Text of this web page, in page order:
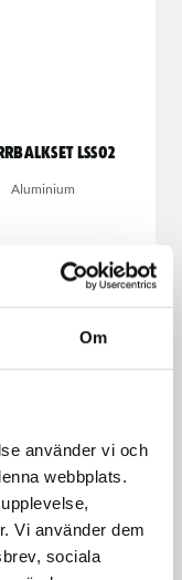
Om
använder vi och
webbplats.
Vi använder dem
sociala
LSS02
Aluminium
1/4" ink
bits
8 delar